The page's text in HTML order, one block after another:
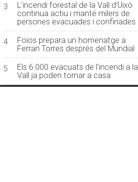
3
L'incendi forestal de la Vall d'Uixó
continua actiu i manté milers de
persones evacuades i confinades
4
Foios prepara un homenatge a
Ferran Torres després del Mundial
5
Els 6.000 evacuats de l'incendi a la
Vall ja poden tornar a casa